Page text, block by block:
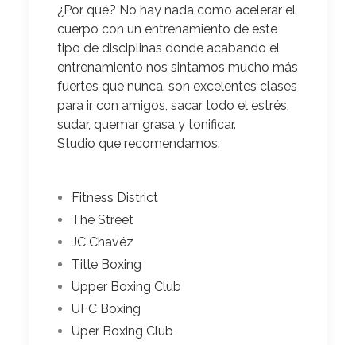
¿Por qué? No hay nada como acelerar el
cuerpo con un entrenamiento de este
tipo de disciplinas donde acabando el
entrenamiento nos sintamos mucho más
fuertes que nunca, son excelentes clases
para ir con amigos, sacar todo el estrés,
sudar, quemar grasa y tonificar.
Studio que recomendamos:
Fitness District
The Street
JC Chavéz
Title Boxing
Upper Boxing Club
UFC Boxing
Uper Boxing Club